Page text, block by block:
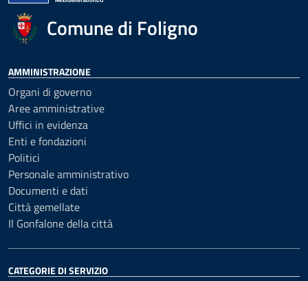
Comune di Foligno
AMMINISTRAZIONE
Organi di governo
Aree amministrative
Uffici in evidenza
Enti e fondazioni
Politici
Personale amministrativo
Documenti e dati
Città gemellate
Il Gonfalone della città
CATEGORIE DI SERVIZIO